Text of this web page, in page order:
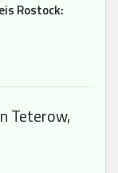
Rostock:
Teterow,